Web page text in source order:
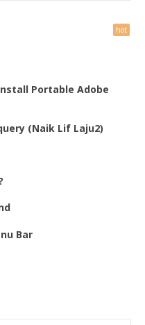
Portable Adobe
(Naik Lif Laju2)
Bar